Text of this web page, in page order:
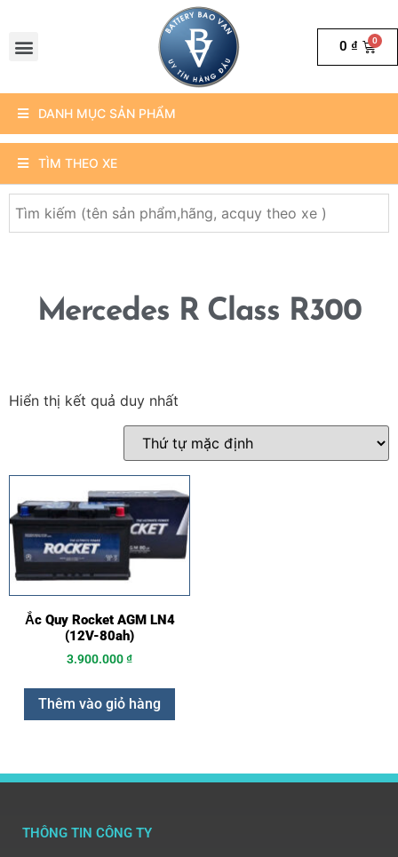
0 ₫
DANH MỤC SẢN PHẨM
TÌM THEO XE
Mercedes R Class R300
Hiển thị kết quả duy nhất
Ắc Quy Rocket AGM LN4
(12V-80ah)
3.900.000₫
Thêm vào giỏ hàng
THÔNG TIN CÔNG TY